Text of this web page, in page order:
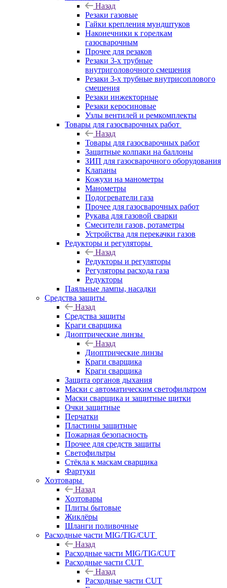
Назад
Резаки газовые
Гайки крепления мундштуков
Наконечники к горелкам
газосварочным
Прочее для резаков
Резаки 3-х трубные
внутриголовочного смешения
Резаки 3-х трубные внутрисоплового
смешения
Резаки инжекторные
Резаки керосиновые
Узлы вентилей и ремкомплекты
Товары для газосварочных работ
Назад
Товары для газосварочных работ
Защитные колпаки на баллоны
ЗИП для газосварочного оборудования
Клапаны
Кожухи на манометры
Манометры
Подогреватели газа
Прочее для газосварочных работ
Рукава для газовой сварки
Смесители газов, ротаметры
Устройства для перекачки газов
Редукторы и регуляторы
Назад
Редукторы и регуляторы
Регуляторы расхода газа
Редукторы
Паяльные лампы, насадки
Средства защиты
Назад
Средства защиты
Краги сварщика
Диоптрические линзы
Назад
Диоптрические линзы
Краги сварщика
Краги сварщика
Защита органов дыхания
Маски с автоматическим светофильтром
Маски сварщика и защитные щитки
Очки защитные
Перчатки
Пластины защитные
Пожарная безопасность
Прочее для средств защиты
Светофильтры
Стёкла к маскам сварщика
Фартуки
Хозтовары
Назад
Хозтовары
Плиты бытовые
Жиклёры
Шланги поливочные
Расходные части MIG/TIG/CUT
Назад
Расходные части MIG/TIG/CUT
Расходные части CUT
Назад
Расходные части CUT